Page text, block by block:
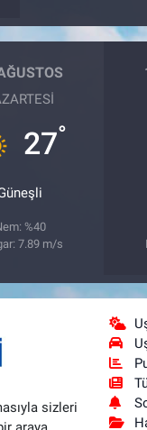
27°
%40
7.89 m/s
sizleri